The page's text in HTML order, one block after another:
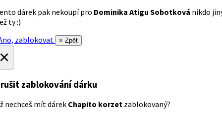
dárek pak nekoupí pro Dominika Atigu Sobotková nikdo
ty :)
zablokovat
× Zpět
zablokování dárku
nechceš mít dárek Chapito korzet zablokovaný?